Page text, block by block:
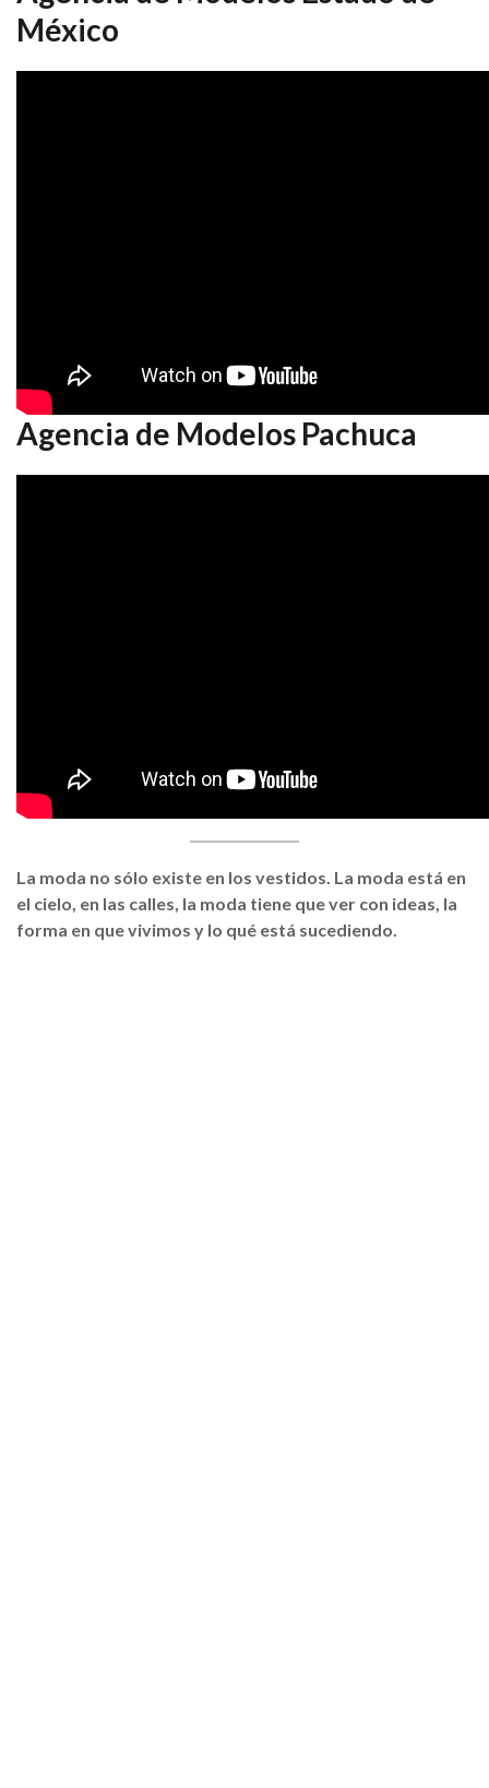
México
Agencia de Modelos Pachuca
La moda no sólo existe en los vestidos. La moda está en
el cielo, en las calles, la moda tiene que ver con ideas, la
forma en que vivimos y lo qué está sucediendo.